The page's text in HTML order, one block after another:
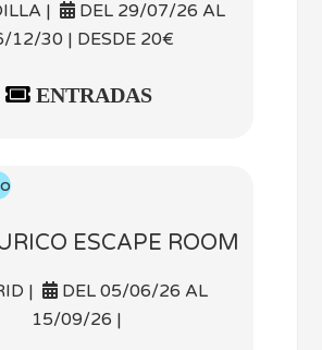
|
DEL 29/07/26 AL
12/30 | DESDE 20€
ENTRADAS
ESCAPE ROOM
|
DEL 05/06/26 AL
15/09/26 |